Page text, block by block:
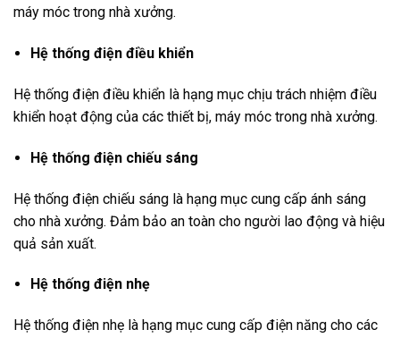
máy móc trong nhà xưởng.
Hệ thống điện điều khiển
Hệ thống điện điều khiển là hạng mục chịu trách nhiệm điều
khiển hoạt động của các thiết bị, máy móc trong nhà xưởng.
Hệ thống điện chiếu sáng
Hệ thống điện chiếu sáng là hạng mục cung cấp ánh sáng
cho nhà xưởng. Đảm bảo an toàn cho người lao động và hiệu
quả sản xuất.
Hệ thống điện nhẹ
Hệ thống điện nhẹ là hạng mục cung cấp điện năng cho các